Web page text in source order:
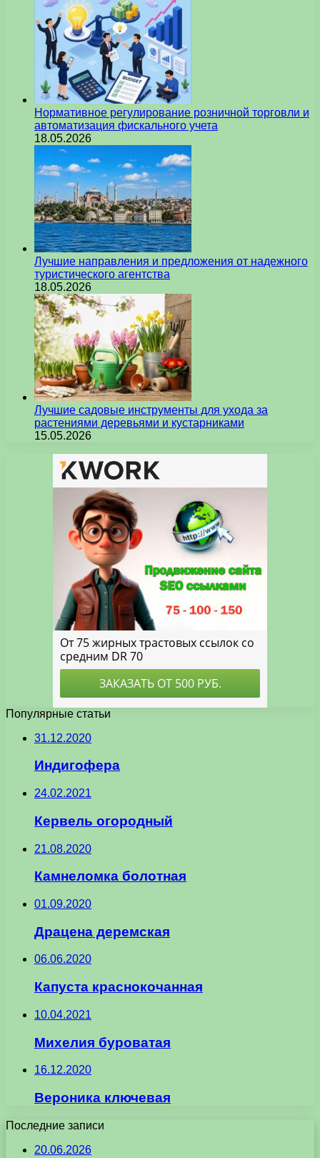
Нормативное регулирование розничной торговли и
автоматизация фискального учета
18.05.2026
Лучшие направления и предложения от надежного
туристического агентства
18.05.2026
Лучшие садовые инструменты для ухода за
растениями деревьями и кустарниками
15.05.2026
Популярные статьи
31.12.2020
Индигофера
24.02.2021
Кервель огородный
21.08.2020
Камнеломка болотная
01.09.2020
Драцена деремская
06.06.2020
Капуста краснокочанная
10.04.2021
Михелия буроватая
16.12.2020
Вероника ключевая
Последние записи
20.06.2026